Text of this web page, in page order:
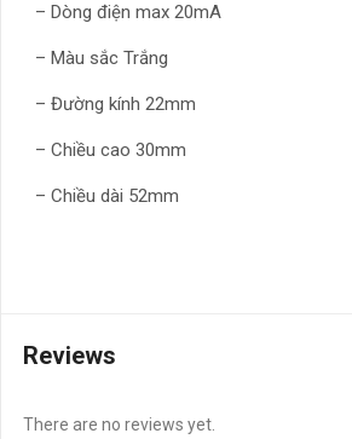
– Dòng điện max 20mA
– Màu sắc Trắng
– Đường kính 22mm
– Chiều cao 30mm
– Chiều dài 52mm
Reviews
There are no reviews yet.